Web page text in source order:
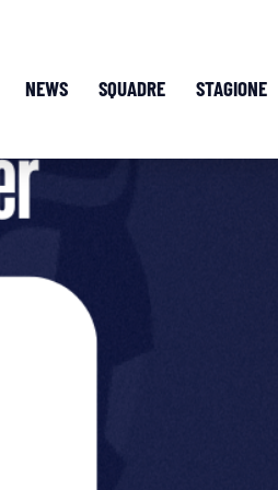
NEWS SQUADRE STAGIONE